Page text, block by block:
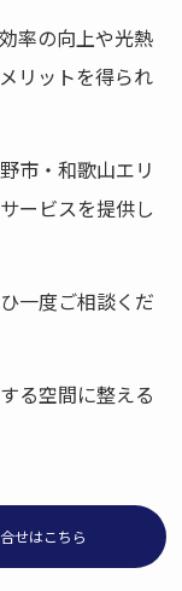
率の向上や光熱
リットを得られ
市・和歌山エリ
ービスを提供し
一度ご相談くだ
る空間に整える
せはこちら